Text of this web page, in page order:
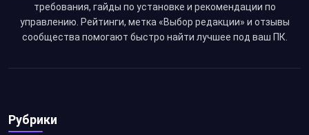
требования, гайды по установке и рекомендации по
управлению. Рейтинги, метка «Выбор редакции» и отзывы
сообщества помогают быстро найти лучшее под ваш ПК.
Рубрики